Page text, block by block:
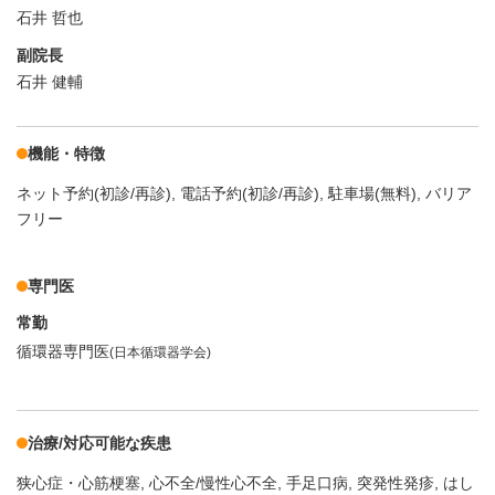
石井 哲也
副院長
石井 健輔
機能・特徴
ネット予約(初診/再診) 電話予約(初診/再診) 駐車場(無料) バリア
フリー
専門医
常勤
循環器専門医(日本循環器学会)
治療/対応可能な疾患
狭心症・心筋梗塞 心不全/慢性心不全 手足口病 突発性発疹 はし